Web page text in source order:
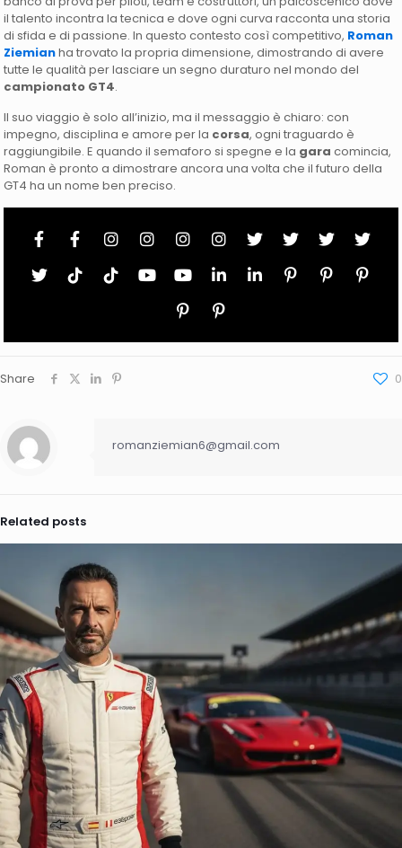
il talento incontra la tecnica e dove ogni curva racconta una storia
di sfida e di passione. In questo contesto così competitivo, Roman
Ziemianha trovato la propria dimensione, dimostrando di avere
tutte le qualità per lasciare un segno duraturo nel mondo del
campionato GT4.
Il suo viaggio è solo all’inizio, ma il messaggio è chiaro: con
impegno, disciplina e amore per la corsa, ogni traguardo è
raggiungibile. E quando il semaforo si spegne e la gara comincia,
Roman è pronto a dimostrare ancora una volta che il futuro della
GT4 ha un nome ben preciso.
Share 0
romanziemian6@gmail.com
Related posts